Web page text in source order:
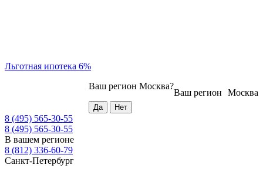
Льготная ипотека 6%
Москва
Ваш регион
Ваш регион Москва?
8 (495) 565-30-55
8 (495) 565-30-55
В вашем регионе
8 (812) 336-60-79
Санкт-Петербург